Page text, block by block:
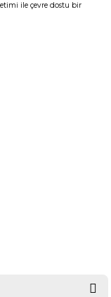
ile çevre dostu bir